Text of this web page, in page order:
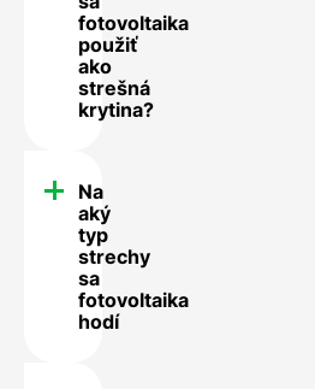
fotovoltaika
použiť
ako
strešná
krytina?
Na
aký
typ
strechy
sa
fotovoltaika
hodí